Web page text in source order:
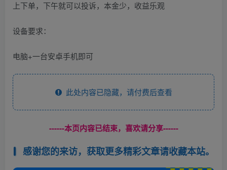
上下单，下午就可以投诉，本金少，收益乐观
设备要求：
电脑+一台安卓手机即可
此处内容已隐藏，请付费后查看
------本页内容已结束，喜欢请分享------
感谢您的来访，获取更多精彩文章请收藏本站。